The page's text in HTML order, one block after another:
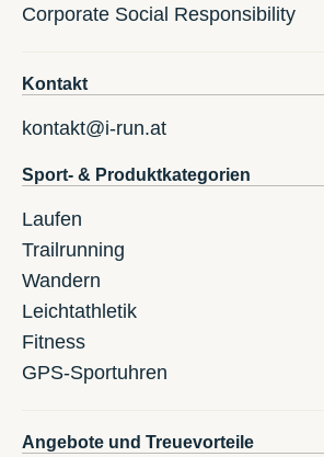
Corporate Social Responsibility
Kontakt
kontakt@i-run.at
Sport- & Produktkategorien
Laufen
Trailrunning
Wandern
Leichtathletik
Fitness
GPS-Sportuhren
Angebote und Treuevorteile